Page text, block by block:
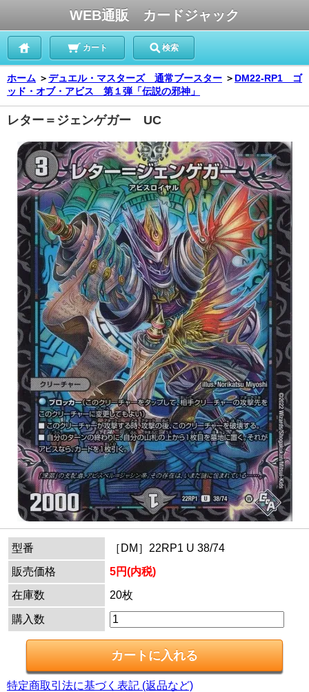
WEB通販 カードジャック
カート 検索
ホーム ＞デュエル・マスターズ 通常ブースター ＞ DM22-RP1 ゴ
ッド・オブ・アビス 第１弾「伝説の邪神」
レター＝ジェンゲガー UC
型番
［DM］22RP1 U 38/74
販売価格
5円(内税)
在庫数
20枚
購入数
特定商取引法に基づく表記 (返品など)